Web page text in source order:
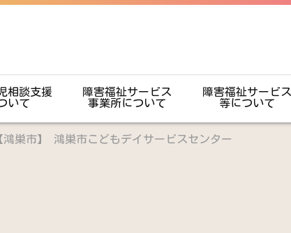
相談支援
いて
障害福祉サービス
事業所について
障害福祉サービス
等について
鴻巣市】 鴻巣市こどもデイサービスセンター